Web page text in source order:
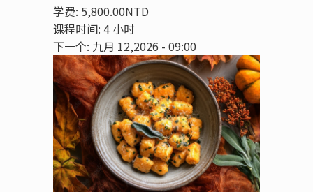
学费: 5,800.00NTD
课程时间: 4 小时
下一个: 九月 12,2026 - 09:00